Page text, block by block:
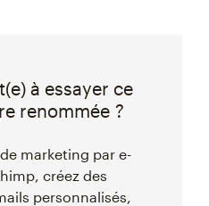
à essayer ce
renommée ?
marketing par e-
créez des
personnalisés,